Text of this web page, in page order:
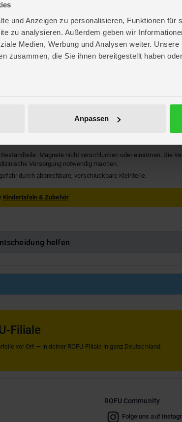
und Anzeigen zu personalisieren, Funktionen für
zu analysieren. Außerdem geben wir
Medien, Werbung und Analysen weiter.
zusammen, die Sie ihnen bereitgestellt haben
Anpassen
Magnete nicht verschlucken oder einatmen. Die
Versorgung notwendig machen.
durch abbrechbare, verschluckbare Kleinteile.
Kindertafeln & Zubehör
helfen
Filiale
vor Ort — in deiner ROFU-Filiale in ganz Deutschland.
ROFU Community
Folge uns auf